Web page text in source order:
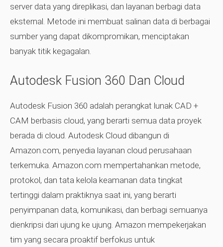
server data yang direplikasi, dan layanan berbagi data
eksternal. Metode ini membuat salinan data di berbagai
sumber yang dapat dikompromikan, menciptakan
banyak titik kegagalan.
Autodesk Fusion 360 Dan Cloud
Autodesk Fusion 360 adalah perangkat lunak CAD +
CAM berbasis cloud, yang berarti semua data proyek
berada di cloud. Autodesk Cloud dibangun di
Amazon.com, penyedia layanan cloud perusahaan
terkemuka. Amazon.com mempertahankan metode,
protokol, dan tata kelola keamanan data tingkat
tertinggi dalam praktiknya saat ini, yang berarti
penyimpanan data, komunikasi, dan berbagi semuanya
dienkripsi dari ujung ke ujung. Amazon mempekerjakan
tim yang secara proaktif berfokus untuk